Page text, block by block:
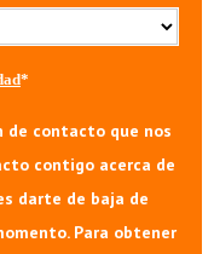
*
de contacto que nos
contigo acerca de
darte de baja de
Para obtener